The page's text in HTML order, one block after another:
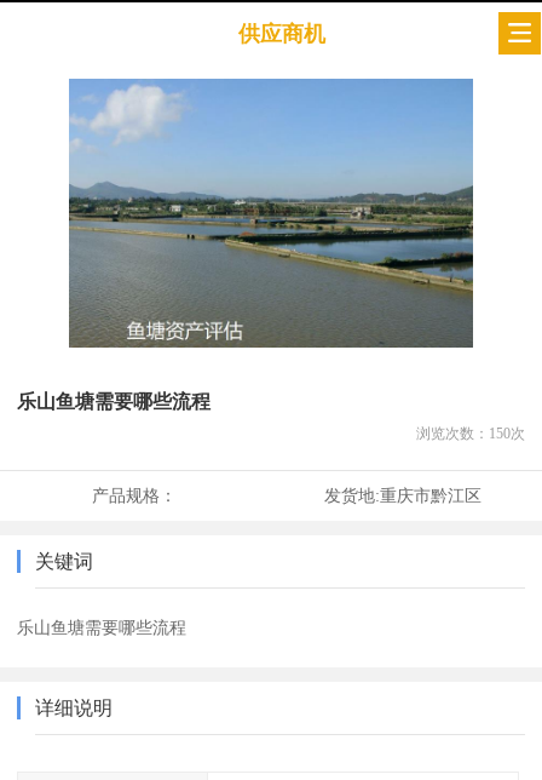
供应商机
乐山鱼塘需要哪些流程
浏览次数： 150次
产品规格： 发货地:重庆市黔江区
关键词
乐山鱼塘需要哪些流程
详细说明